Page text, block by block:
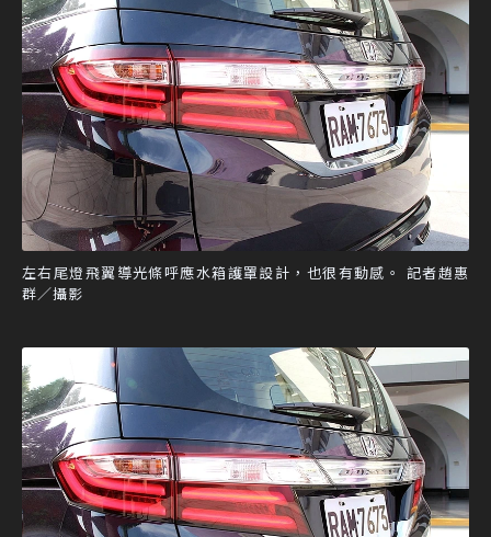
左右尾燈飛翼導光條呼應水箱護罩設計，也很有動感。 記者趙惠
群／攝影